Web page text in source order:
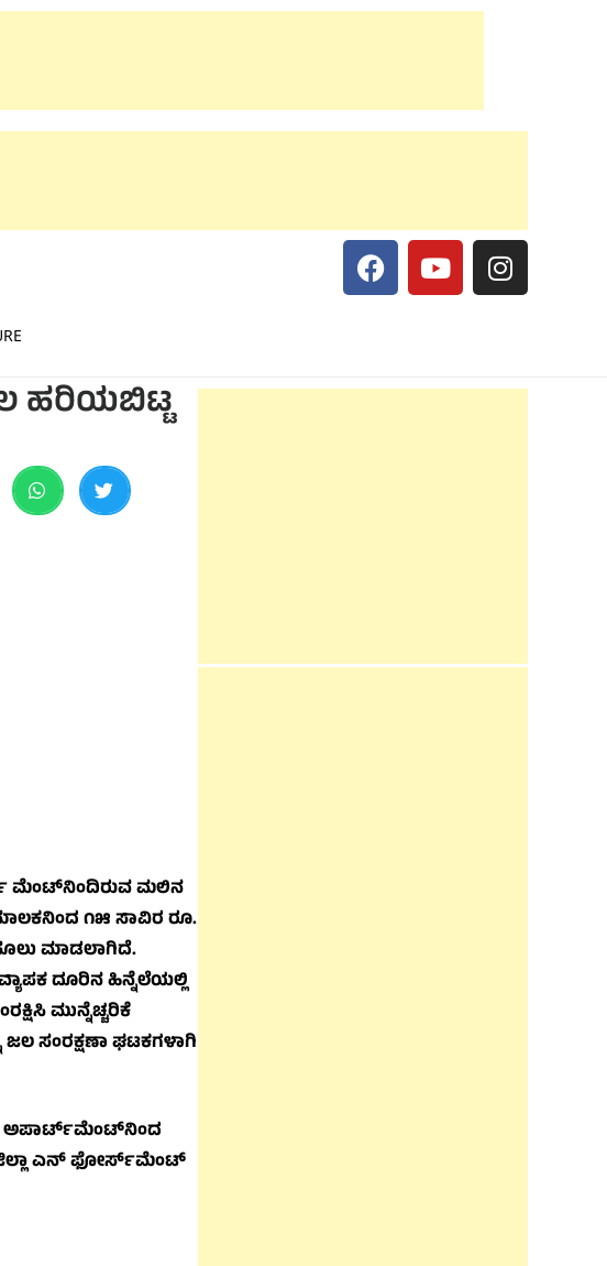
ಹರಿಯಬಿಟ್ಟ
ಮೆಂಟ್‌ನಿಂದಿರುವ ಮಲಿನ
೧೫ ಸಾವಿರ ರೂ.
ಮಾಡಲಾಗಿದೆ.
ದೂರಿನ ಹಿನ್ನೆಲೆಯಲ್ಲಿ
ಮುನ್ನೆಚ್ಚರಿಕೆ
ಸಂರಕ್ಷಣಾ ಘಟಕಗಳಾಗಿ
ಅಪಾರ್ಟ್‌ಮೆಂಟ್‌ನಿಂದ
ಜಿಲ್ಲಾ ಎನ್ ಫೋರ್ಸ್‌ಮೆಂಟ್